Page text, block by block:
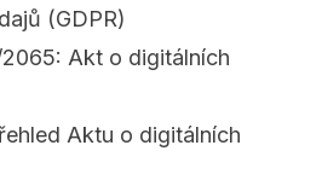
(GDPR)
Akt o digitálních
Aktu o digitálních